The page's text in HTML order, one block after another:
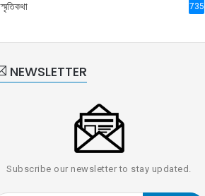
স্মৃতিকথা 735
NEWSLETTER
Subscribe our newsletter to stay updated.